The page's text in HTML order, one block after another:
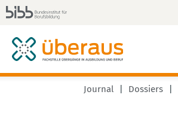
Journal Dossiers